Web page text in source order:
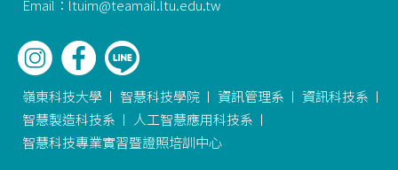
Email：ltuim@teamail.ltu.edu.tw
嶺東科技大學 智慧科技學院 資訊管理系
資訊科技系
智慧製造科技系
人工智慧應用科技系
智慧科技專業實習暨證照培訓中心